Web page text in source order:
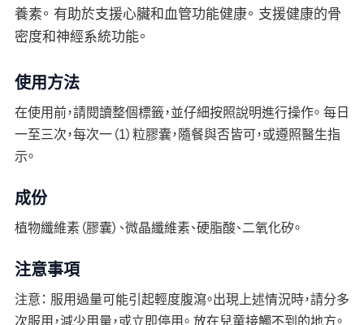
養素。 有助於支援心臟和血管功能健康。 支援健康的骨
密度和神經系統功能。
使用方法
在使用前，請閱讀整個標籤，並仔細按照說明進行操作。 每日
一至三次，每次一（1）粒膠囊，隨餐與否皆可，或遵照醫生指
示。
成份
植物纖維素（膠囊）、微晶纖維素、硬脂酸、二氧化矽。
注意事項
注意： 服用過量可能引起輕度腹瀉。出現上述情況時，請分多
次服用，減少用量，或立即停用。 放在兒童接觸不到的地方。